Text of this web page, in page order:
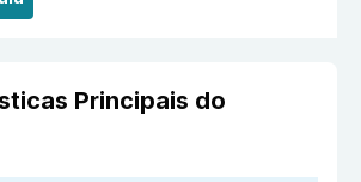
Principais do